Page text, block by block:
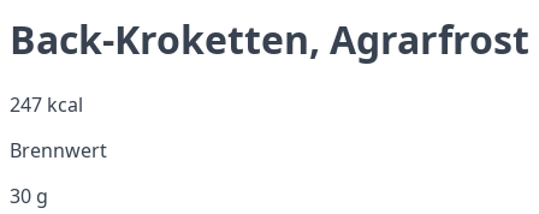
Back-Kroketten, Agrarfrost
247 kcal
Brennwert
30 g